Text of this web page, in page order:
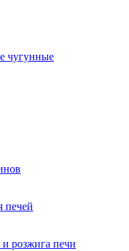
чугунные
печей
розжига печи